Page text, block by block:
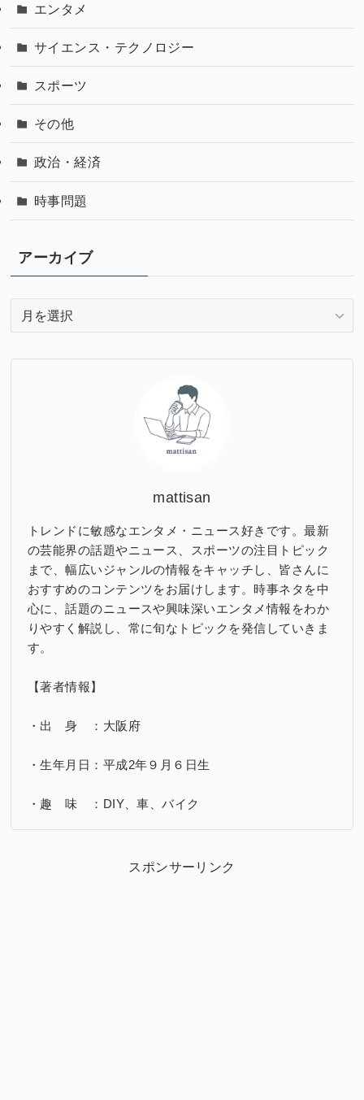
エンタメ
サイエンス・テクノロジー
スポーツ
その他
政治・経済
時事問題
アーカイブ
mattisan
トレンドに敏感なエンタメ・ニュース好きです。最新
の芸能界の話題やニュース、スポーツの注目トピック
まで、幅広いジャンルの情報をキャッチし、皆さんに
おすすめのコンテンツをお届けします。時事ネタを中
心に、話題のニュースや興味深いエンタメ情報をわか
りやすく解説し、常に旬なトピックを発信していきま
す。
【著者情報】
・出 身 ：大阪府
・生年月日：平成2年９月６日生
・趣 味 ：DIY、車、バイク
スポンサーリンク